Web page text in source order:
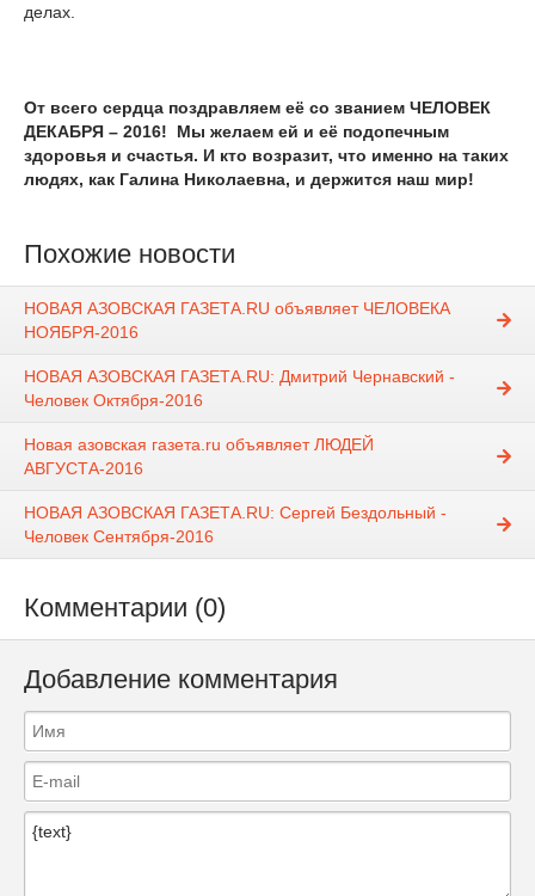
делах.
От всего сердца поздравляем её со званием ЧЕЛОВЕК
ДЕКАБРЯ – 2016! Мы желаем ей и её подопечным
здоровья и счастья. И кто возразит, что именно на таких
людях, как Галина Николаевна, и держится наш мир!
Похожие новости
НОВАЯ АЗОВСКАЯ ГАЗЕТА.RU объявляет ЧЕЛОВЕКА
НОЯБРЯ-2016
НОВАЯ АЗОВСКАЯ ГАЗЕТА.RU: Дмитрий Чернавский -
Человек Октября-2016
Новая азовская газета.ru объявляет ЛЮДЕЙ
АВГУСТА-2016
НОВАЯ АЗОВСКАЯ ГАЗЕТА.RU: Сергей Бездольный -
Человек Сентября-2016
Комментарии (0)
Добавление комментария